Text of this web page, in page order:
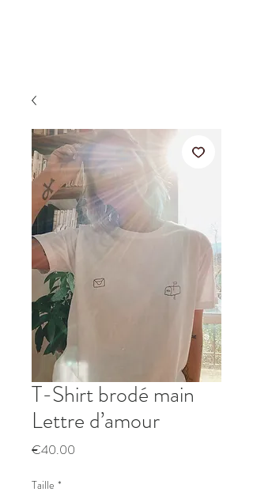
T-Shirt brodé main
Lettre d’amour
€40.00
Taille *